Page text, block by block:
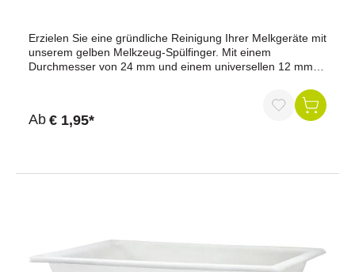
Erzielen Sie eine gründliche Reinigung Ihrer Melkgeräte mit
unserem gelben Melkzeug-Spülfinger. Mit einem
Durchmesser von 24 mm und einem universellen 12 mm
Spülfinger ist die ideale Lösung, um die Sauberkeit und
Effizienz Ihrer Melktechnik zu gewährleisten.Farbe:
hellgelbDurchmesser: 23 mmAnschluss: 12 mm
Ab € 1,95*